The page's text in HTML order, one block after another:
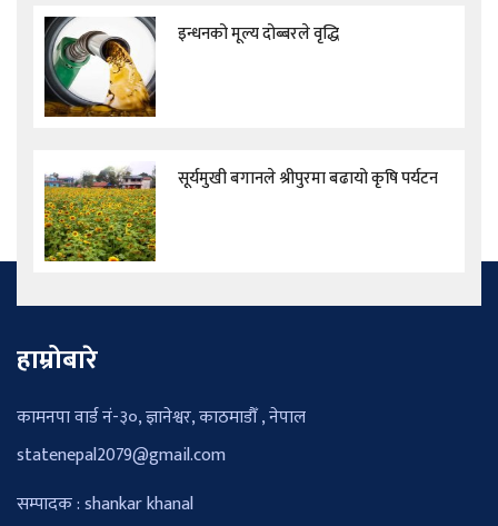
इन्धनको मूल्य दोब्बरले वृद्धि
सूर्यमुखी बगानले श्रीपुरमा बढायो कृषि पर्यटन
हाम्रोबारे
कामनपा वार्ड नं-३०, ज्ञानेश्वर, काठमाडौँ , नेपाल
statenepal2079@gmail.com
सम्पादक : shankar khanal